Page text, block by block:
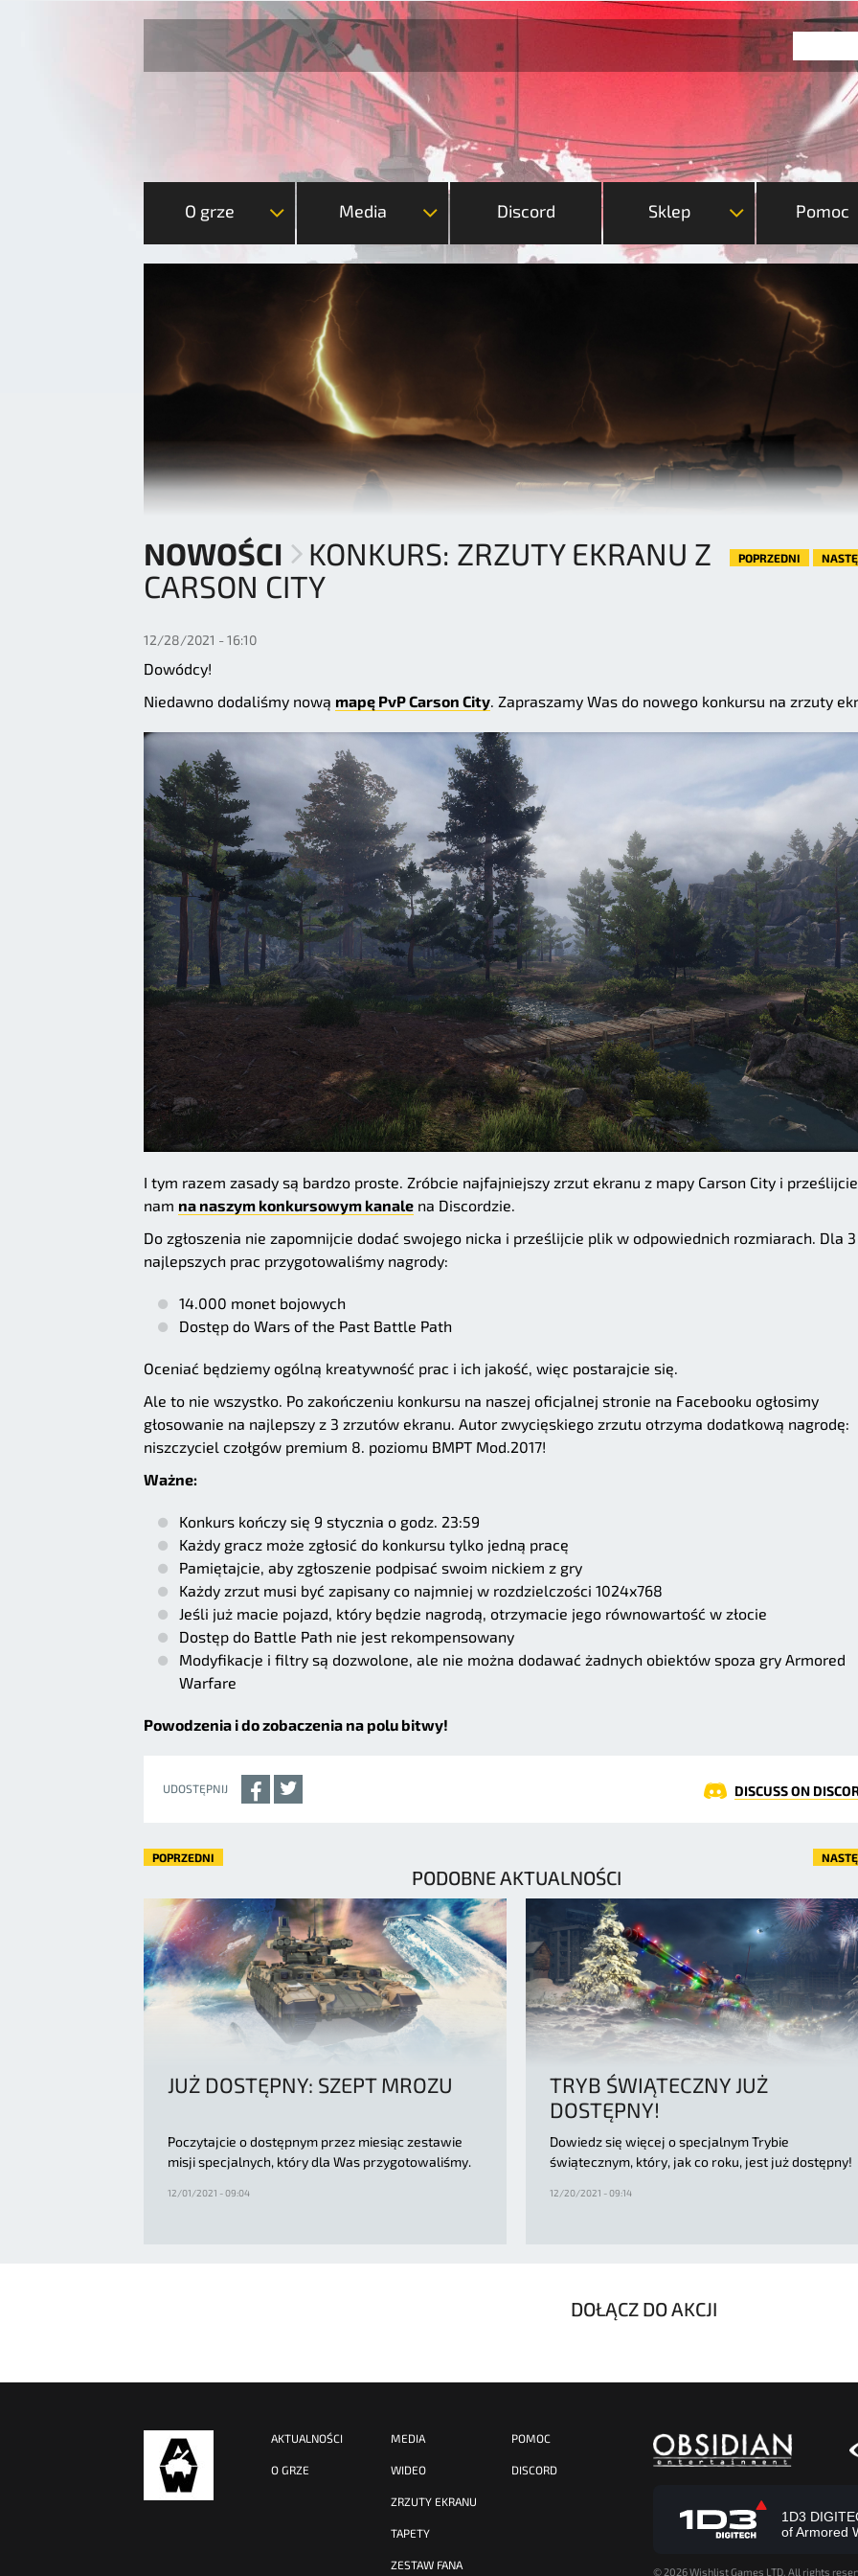
O grze Media Discord Sklep Pomoc
NOWOŚCI
KONKURS: ZRZUTY EKRANU Z
CARSON CITY
POPRZEDNI
12/28/2021 - 16:10
Dowódcy!
Niedawno dodaliśmy nową mapę PvP Carson City. Zapraszamy Was do nowego konkursu na zrzuty
I tym razem zasady są bardzo proste. Zróbcie najfajniejszy zrzut ekranu z mapy Carson City i
nam na naszym konkursowym kanale na Discordzie.
Do zgłoszenia nie zapomnijcie dodać swojego nicka i prześlijcie plik w odpowiednich rozmiarach. Dla 3
najlepszych prac przygotowaliśmy nagrody:
14.000 monet bojowych
Dostęp do Wars of the Past Battle Path
Oceniać będziemy ogólną kreatywność prac i ich jakość, więc postarajcie się.
Ale to nie wszystko. Po zakończeniu konkursu na naszej oficjalnej stronie na Facebooku ogłosimy
głosowanie na najlepszy z 3 zrzutów ekranu. Autor zwycięskiego zrzutu otrzyma dodatkową nagrodę:
niszczyciel czołgów premium 8. poziomu BMPT Mod.2017!
Ważne:
Konkurs kończy się 9 stycznia o godz. 23:59
Każdy gracz może zgłosić do konkursu tylko jedną pracę
Pamiętajcie, aby zgłoszenie podpisać swoim nickiem z gry
Każdy zrzut musi być zapisany co najmniej w rozdzielczości 1024x768
Jeśli już macie pojazd, który będzie nagrodą, otrzymacie jego równowartość w złocie
Dostęp do Battle Path nie jest rekompensowany
Modyfikacje i filtry są dozwolone, ale nie można dodawać żadnych obiektów spoza gry Armored
Warfare
Powodzenia i do zobaczenia na polu bitwy!
UDOSTĘPNIJ DISCUSS ON
POPRZEDNI
PODOBNE AKTUALNOŚCI
JUŻ DOSTĘPNY: SZEPT MROZU
Poczytajcie o dostępnym przez miesiąc zestawie
misji specjalnych, który dla Was przygotowaliśmy.
12/01/2021 - 09:04
TRYB ŚWIĄTECZNY JUŻ
DOSTĘPNY!
Dowiedz się więcej o specjalnym Trybie
świątecznym, który, jak co roku, jest już dostępny!
12/20/2021 - 09:14
DOŁĄCZ DO AKCJI
AKTUALNOŚCI
O GRZE
MEDIA
WIDEO
ZRZUTY EKRANU
TAPETY
ZESTAW FANA
POMOC
DISCORD
1D3
of Armored
© 2026 Wishlist Games LTD. All rights